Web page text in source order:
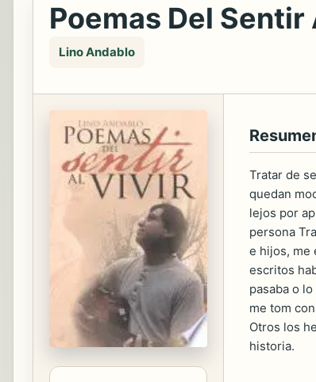
Poemas Del
Lino Andablo
Tratar de
quedan
lejos por
persona
e hijos, me
escritos
pasaba o
me tom
Otros los
historia.